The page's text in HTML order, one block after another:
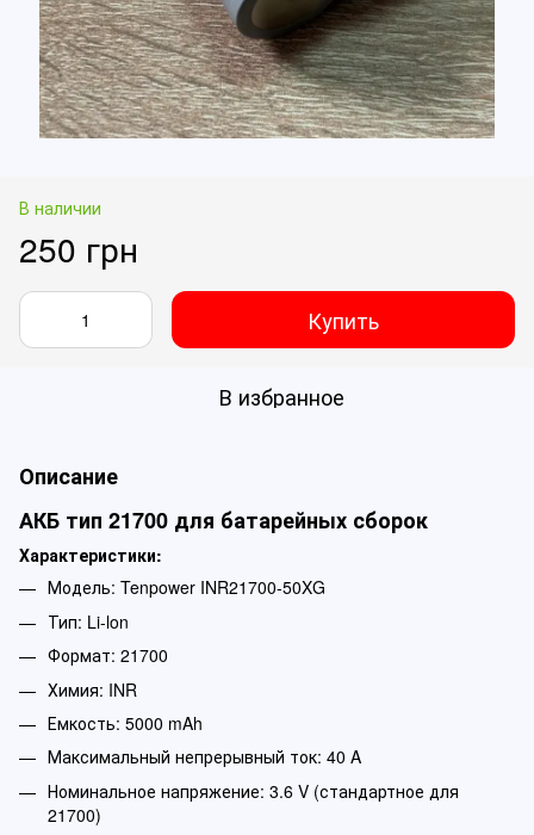
В наличии
250 грн
Купить
В избранное
Описание
АКБ тип 21700 для батарейных сборок
Характеристики:
Модель: Tenpower INR21700-50XG
Тип: Li-lon
Формат: 21700
Химия: INR
Емкость: 5000 mAh
Максимальный непрерывный ток: 40 A
Номинальное напряжение: 3.6 V (стандартное для
21700)